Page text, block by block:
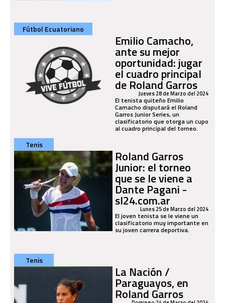
Fútbol Ecuatoriano
Emilio Camacho,
ante su mejor
oportunidad: jugar
el cuadro principal
de Roland Garros
Jueves 28 de Marzo del 2024
El tenista quiteño Emilio
Camacho disputará el Roland
Garros Junior Series, un
clasificatorio que otorga un cupo
al cuadro principal del torneo.
Tenis
Roland Garros
Junior: el torneo
que se le viene a
Dante Pagani -
sl24.com.ar
Lunes 25 de Marzo del 2024
El joven tenista se le viene un
clasificatorio muy importante en
su joven carrera deportiva.
Tenis
La Nación /
Paraguayos, en
Roland Garros